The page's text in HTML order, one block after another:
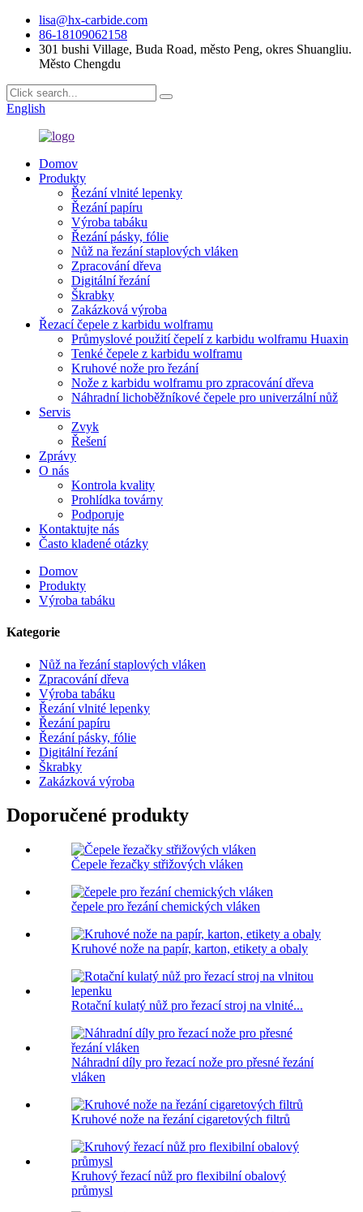
lisa@hx-carbide.com
86-18109062158
301 bushi Village, Buda Road, město Peng, okres Shuangliu.
Město Chengdu
English
Domov
Produkty
Řezání vlnité lepenky
Řezání papíru
Výroba tabáku
Řezání pásky, fólie
Nůž na řezání staplových vláken
Zpracování dřeva
Digitální řezání
Škrabky
Zakázková výroba
Řezací čepele z karbidu wolframu
Průmyslové použití čepelí z karbidu wolframu Huaxin
Tenké čepele z karbidu wolframu
Kruhové nože pro řezání
Nože z karbidu wolframu pro zpracování dřeva
Náhradní lichoběžníkové čepele pro univerzální nůž
Servis
Zvyk
Řešení
Zprávy
O nás
Kontrola kvality
Prohlídka továrny
Podporuje
Kontaktujte nás
Často kladené otázky
Domov
Produkty
Výroba tabáku
Kategorie
Nůž na řezání staplových vláken
Zpracování dřeva
Výroba tabáku
Řezání vlnité lepenky
Řezání papíru
Řezání pásky, fólie
Digitální řezání
Škrabky
Zakázková výroba
Doporučené produkty
Čepele řezačky střižových vláken
čepele pro řezání chemických vláken
Kruhové nože na papír, karton, etikety a obaly
Rotační kulatý nůž pro řezací stroj na vlnité...
Náhradní díly pro řezací nože pro přesné řezání
vláken
Kruhové nože na řezání cigaretových filtrů
Kruhový řezací nůž pro flexibilní obalový
průmysl